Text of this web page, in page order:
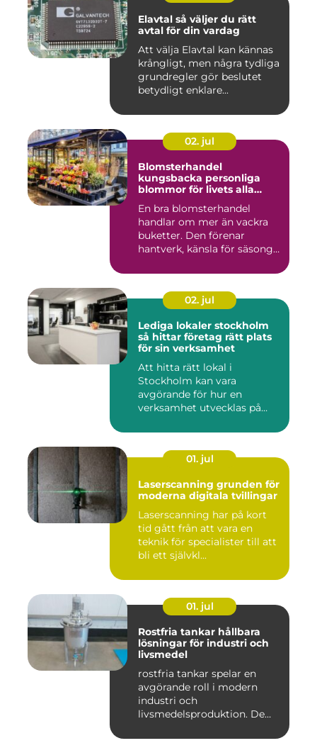
Elavtal så väljer du rätt
avtal för din vardag
Att välja Elavtal kan kännas
krångligt, men några tydliga
grundregler gör beslutet
betydligt enklare...
02. jul
Blomsterhandel
kungsbacka personliga
blommor för livets alla
En bra blomsterhandel
handlar om mer än vackra
buketter. Den förenar
hantverk, känsla för säsong
02. jul
Lediga lokaler stockholm
så hittar företag rätt plats
för sin verksamhet
Att hitta rätt lokal i
Stockholm kan vara
avgörande för hur en
verksamhet utvecklas på
01. jul
Laserscanning grunden för
moderna digitala tvillingar
Laserscanning har på kort
tid gått från att vara en
teknik för specialister till att
bli ett självkl...
01. jul
Rostfria tankar hållbara
lösningar för industri och
livsmedel
rostfria tankar spelar en
avgörande roll i modern
industri och
livsmedelsproduktion. De